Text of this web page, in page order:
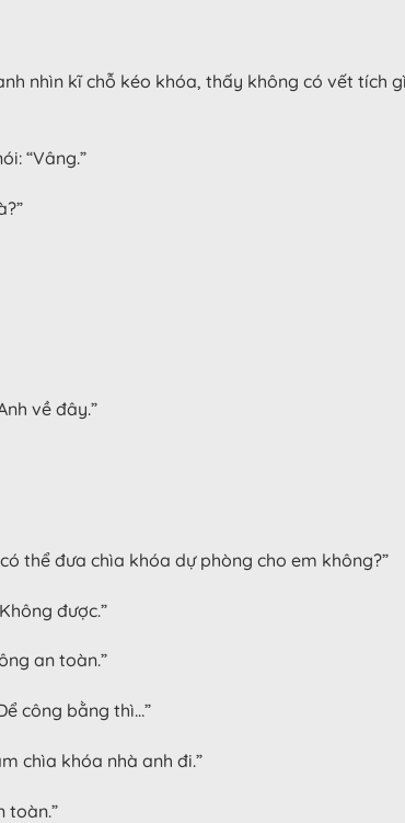
nhìn kĩ chỗ kéo khóa, thấy không có vết tích
“Vâng.”
về đây.”
thể đưa chìa khóa dự phòng cho em không?”
được.”
an toàn.”
công bằng thì…”
chìa khóa nhà anh đi.”
toàn.”